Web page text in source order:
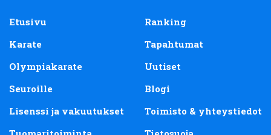
Etusivu
Karate
Olympiakarate
Seuroille
Lisenssi ja vakuutukset
Ranking
Tapahtumat
Uutiset
Blogi
Toimisto & yhteystiedot